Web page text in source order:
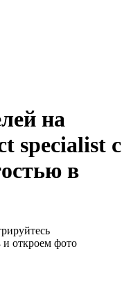
на
specialist с
в
откроем фото